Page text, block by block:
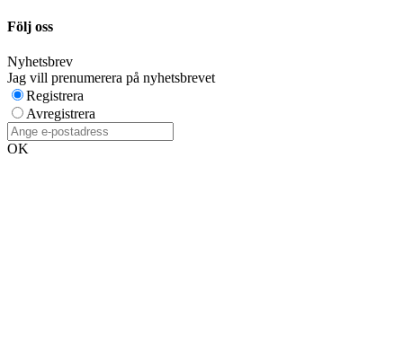
Följ oss
Nyhetsbrev
Jag vill prenumerera på nyhetsbrevet
Registrera
Avregistrera
OK